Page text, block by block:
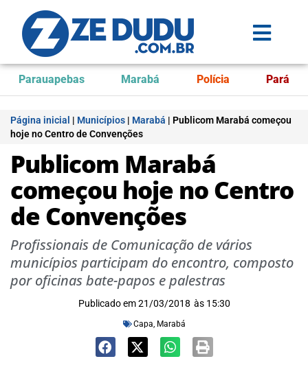
Parauapebas Marabá Polícia Pará
Página inicial | Municípios | Marabá | Publicom Marabá começou
hoje no Centro de Convenções
Publicom Marabá
começou hoje no Centro
de Convenções
Profissionais de Comunicação de vários
municípios participam do encontro, composto
por oficinas bate-papos e palestras
Publicado em 21/03/2018 às 15:30
Capa, Marabá